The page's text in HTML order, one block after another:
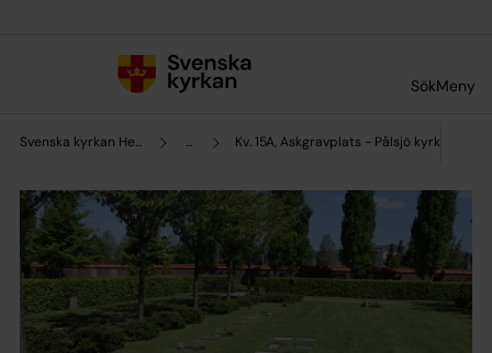
SökMeny
Svenska kyrkan Helsingborg ... Kv. 15A, Askgravplats - Pålsjö kyrkogård